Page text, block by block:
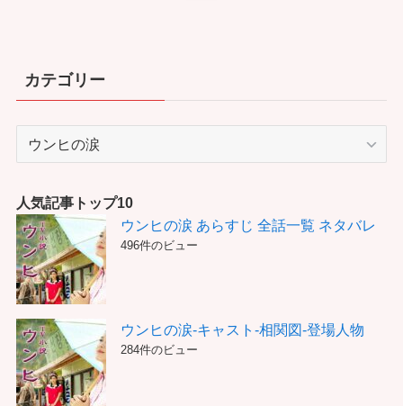
カテゴリー
リ
ー
人気記事トップ10
ウンヒの涙 あらすじ 全話一覧 ネタバレ
496件のビュー
ウンヒの涙-キャスト-相関図-登場人物
284件のビュー